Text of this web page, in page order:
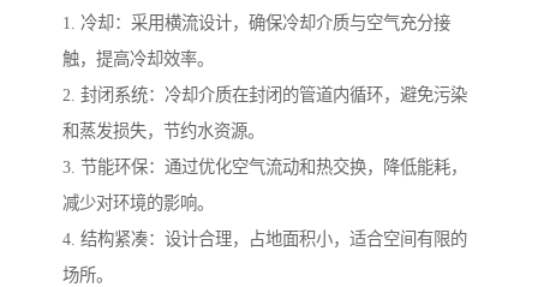
1. 冷却：采用横流设计，确保冷却介质与空气充分接
触，提高冷却效率。
2. 封闭系统：冷却介质在封闭的管道内循环，避免污染
和蒸发损失，节约水资源。
3. 节能环保：通过优化空气流动和热交换，降低能耗，
减少对环境的影响。
4. 结构紧凑：设计合理，占地面积小，适合空间有限的
场所。